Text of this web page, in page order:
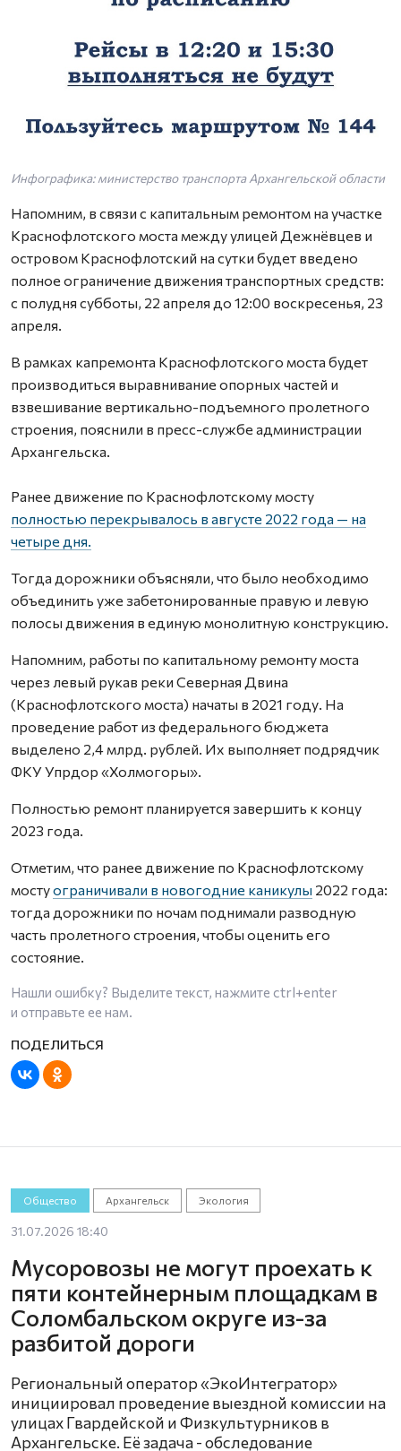
Инфографика: министерство транспорта Архангельской области
Напомним, в связи с капитальным ремонтом на участке
Краснофлотского моста между улицей Дежнёвцев и
островом Краснофлотский на сутки будет введено
полное ограничение движения транспортных средств:
с полудня субботы, 22 апреля до 12:00 воскресенья, 23
апреля.
В рамках капремонта Краснофлотского моста будет
производиться выравнивание опорных частей и
взвешивание вертикально-подъемного пролетного
строения, пояснили в пресс-службе администрации
Архангельска.
Ранее движение по Краснофлотскому мосту
полностью перекрывалось в августе 2022 года — на
четыре дня.
Тогда дорожники объясняли, что было необходимо
объединить уже забетонированные правую и левую
полосы движения в единую монолитную конструкцию.
Напомним, работы по капитальному ремонту моста
через левый рукав реки Северная Двина
(Краснофлотского моста) начаты в 2021 году. На
проведение работ из федерального бюджета
выделено 2,4 млрд. рублей. Их выполняет подрядчик
ФКУ Упрдор «Холмогоры».
Полностью ремонт планируется завершить к концу
2023 года.
Отметим, что ранее движение по Краснофлотскому
мостуограничивали в новогодние каникулы 2022 года:
тогда дорожники по ночам поднимали разводную
часть пролетного строения, чтобы оценить его
состояние.
Нашли ошибку? Выделите текст, нажмите ctrl+enter
и отправьте ее нам.
Общество Архангельск Экология
31.07.2026 18:40
Мусоровозы не могут проехать к
пяти контейнерным площадкам в
Соломбальском округе из-за
разбитой дороги
Региональный оператор «ЭкоИнтегратор»
инициировал проведение выездной комиссии на
улицах Гвардейской и Физкультурников в
Архангельске. Её задача - обследование